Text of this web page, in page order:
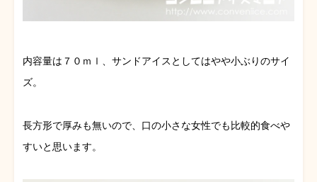
内容量は７０ｍｌ、サンドアイスとしてはやや小ぶりのサイ
ズ。
長方形で厚みも無いので、口の小さな女性でも比較的食べや
すいと思います。